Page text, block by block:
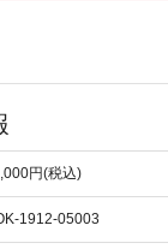
円(税込)
1912-05003